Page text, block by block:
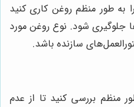
طور منظم روغن کاری کنید
جلوگیری شود. نوع روغن مورد
سازنده باشد.
منظم بررسی کنید تا از عدم